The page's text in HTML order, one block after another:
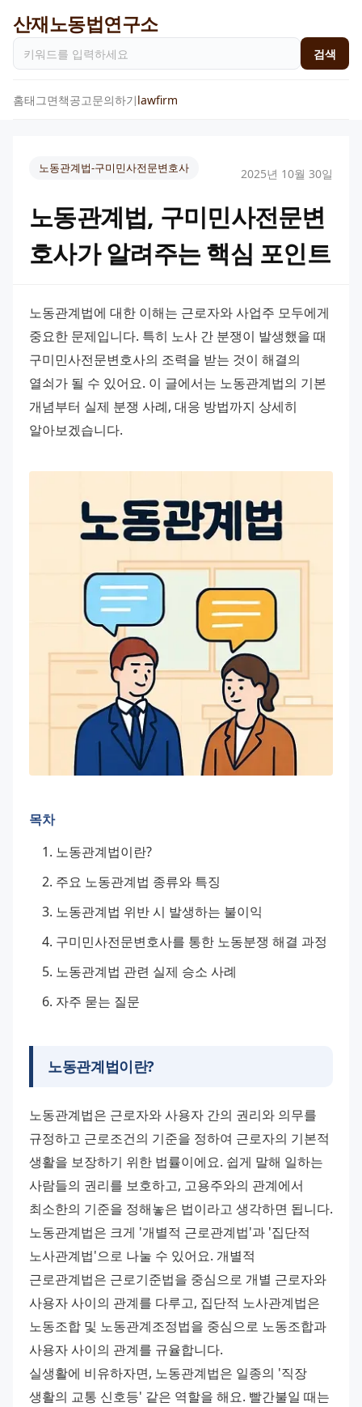
산재노동법연구소
검색
홈태그면책공고문의하기lawfirm
노동관계법-구미민사전문변호사 2025년 10월 30일
노동관계법, 구미민사전문변
호사가 알려주는 핵심 포인트
노동관계법에 대한 이해는 근로자와 사업주 모두에게
중요한 문제입니다. 특히 노사 간 분쟁이 발생했을 때
구미민사전문변호사의 조력을 받는 것이 해결의
열쇠가 될 수 있어요. 이 글에서는 노동관계법의 기본
개념부터 실제 분쟁 사례, 대응 방법까지 상세히
알아보겠습니다.
목차
노동관계법이란?
주요 노동관계법 종류와 특징
노동관계법 위반 시 발생하는 불이익
구미민사전문변호사를 통한 노동분쟁 해결 과정
노동관계법 관련 실제 승소 사례
자주 묻는 질문
노동관계법이란?
노동관계법은 근로자와 사용자 간의 권리와 의무를
규정하고 근로조건의 기준을 정하여 근로자의 기본적
생활을 보장하기 위한 법률이에요. 쉽게 말해 일하는
사람들의 권리를 보호하고, 고용주와의 관계에서
최소한의 기준을 정해놓은 법이라고 생각하면 됩니다.
노동관계법은 크게 '개별적 근로관계법'과 '집단적
노사관계법'으로 나눌 수 있어요. 개별적
근로관계법은 근로기준법을 중심으로 개별 근로자와
사용자 사이의 관계를 다루고, 집단적 노사관계법은
노동조합 및 노동관계조정법을 중심으로 노동조합과
사용자 사이의 관계를 규율합니다.
실생활에 비유하자면, 노동관계법은 일종의 '직장
생활의 교통 신호등' 같은 역할을 해요. 빨간불일 때는